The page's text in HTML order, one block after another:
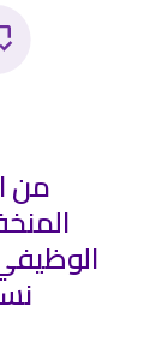
من